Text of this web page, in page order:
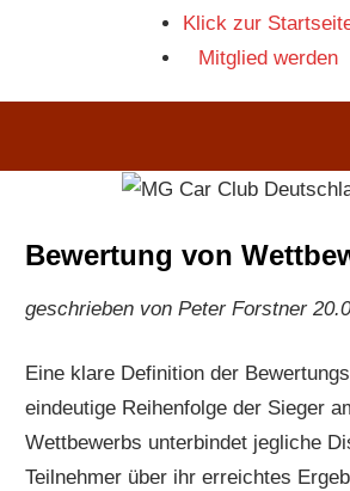
Klick zur
Mitglied werden
Bewertung von
geschrieben von Peter Forstner
Eine klare Definition der
eindeutige Reihenfolge der Sieger
Wettbewerbs unterbindet jegliche
Teilnehmer über ihr erreichtes